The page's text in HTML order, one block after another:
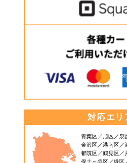
対応エリ
青葉区 旭区 泉
金沢区
港南区
都筑区
鶴見区
保土ヶ谷区
緑区